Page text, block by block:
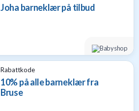
Joha barneklær på tilbud
Rabattkode
10% på alle barneklær fra
Bruse